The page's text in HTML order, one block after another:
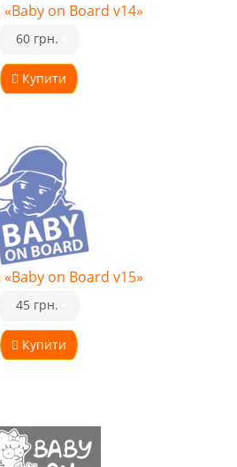
on Board v14»
Купити
60 грн.
on Board v15»
Купити
45 грн.